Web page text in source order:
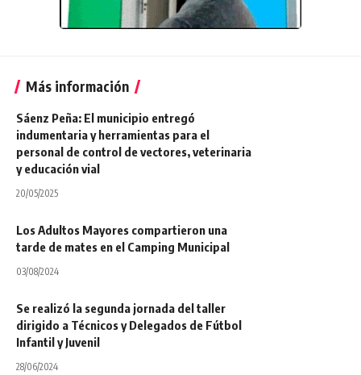
Más información
Sáenz Peña: El municipio entregó
indumentaria y herramientas para el
personal de control de vectores, veterinaria
y educación vial
20/05/2025
Los Adultos Mayores compartieron una
tarde de mates en el Camping Municipal
03/08/2024
Se realizó la segunda jornada del taller
dirigido a Técnicos y Delegados de Fútbol
Infantil y Juvenil
28/06/2024